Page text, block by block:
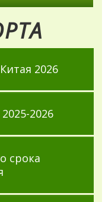
2026
2026
срока